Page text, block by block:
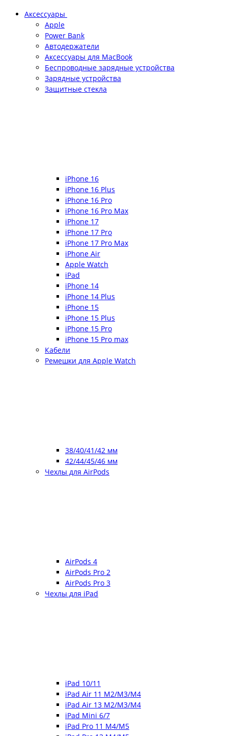
Аксессуары
Apple
Power Bank
Автодержатели
Аксессуары для MacBook
Беспроводные зарядные устройства
Зарядные устройства
Защитные стекла
iPhone 16
iPhone 16 Plus
iPhone 16 Pro
iPhone 16 Pro Max
iPhone 17
iPhone 17 Pro
iPhone 17 Pro Max
iPhone Air
Apple Watch
iPad
iPhone 14
iPhone 14 Plus
iPhone 15
iPhone 15 Plus
iPhone 15 Pro
iPhone 15 Pro max
Кабели
Ремешки для Apple Watch
38/40/41/42 мм
42/44/45/46 мм
Чехлы для AirPods
AirPods 4
AirPods Pro 2
AirPods Pro 3
Чехлы для iPad
iPad 10/11
iPad Air 11 M2/M3/M4
iPad Air 13 M2/M3/M4
iPad Mini 6/7
iPad Pro 11 M4/M5